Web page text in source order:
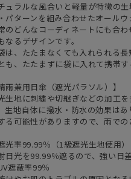
ュラルな風合いと軽量が特徴の
パターンを組み合わせたオールウ
のどんなコーディネートにも合
なるデザインです。
は、たたまなくても入れられる
も、たたまずに袋に入れて携帯
晴雨兼用日傘（遮光パラソル）】
生地に刺繍や切継ぎなどの加工
生地自体に撥水・防水の効果は
る可能性がありますので、雨で
光率99.99％（1級遮光生地使用）
日光を99.99％遮るので、強い日
遮蔽率99％